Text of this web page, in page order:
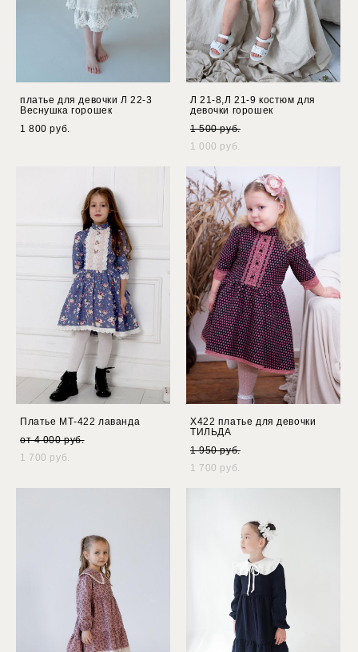
платье для девочки Л 22-3
Веснушка горошек
1 800 pуб.
Л 21-8,Л 21-9 костюм для
девочки горошек
1 500 pуб.
1 000 pуб.
Платье МТ-422 лаванда
от 4 000 pуб.
1 700 pуб.
Х422 платье для девочки
ТИЛЬДА
1 950 pуб.
1 700 pуб.